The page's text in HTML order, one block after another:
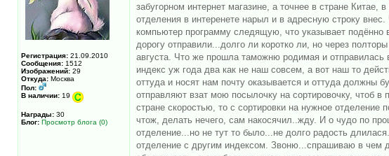
Регистрация: 21.09.2010
Сообщения: 1512
Изображений: 29
Откуда: Москва
Пол:
В наличии: 19
Награды: 30
Блог: Просмотр блога (0)
забугорном интернет магазине, а точнее в стране
отделения в интеренете нарыл и в адресную строку
компьютер программу следящую, что указывает
дорогу отправили...долго ли коротко ли, но через
августа. Что же прошла таможню родимая и отправилась
индекс уж года два как не наш совсем, а вот наш то
оттуда и носят нам почту оказывается и оттуда должны
отправляют взат мою посылочку на сортировочку, чтоб
стране скоростью, то с сортировки на нужное
чтож, делать нечего, сам накосячил..жду. И о чудо по
отделение...но не тут то было...не долго радость
отделение с другим индексом. Звоню...спрашиваю в чем